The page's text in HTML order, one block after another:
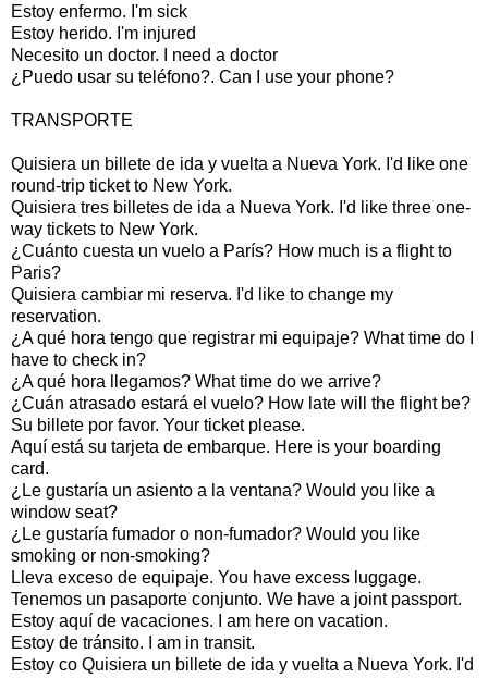
Estoy enfermo. I'm sick
Estoy herido. I'm injured
Necesito un doctor. I need a doctor
¿Puedo usar su teléfono?. Can I use your phone?
TRANSPORTE
Quisiera un billete de ida y vuelta a Nueva York. I'd like one
round-trip ticket to New York.
Quisiera tres billetes de ida a Nueva York. I'd like three one-
way tickets to New York.
¿Cuánto cuesta un vuelo a París? How much is a flight to
Paris?
Quisiera cambiar mi reserva. I'd like to change my
reservation.
¿A qué hora tengo que registrar mi equipaje? What time do I
have to check in?
¿A qué hora llegamos? What time do we arrive?
¿Cuán atrasado estará el vuelo? How late will the flight be?
Su billete por favor. Your ticket please.
Aquí está su tarjeta de embarque. Here is your boarding
card.
¿Le gustaría un asiento a la ventana? Would you like a
window seat?
¿Le gustaría fumador o non-fumador? Would you like
smoking or non-smoking?
Lleva exceso de equipaje. You have excess luggage.
Tenemos un pasaporte conjunto. We have a joint passport.
Estoy aquí de vacaciones. I am here on vacation.
Estoy de tránsito. I am in transit.
Estoy co Quisiera un billete de ida y vuelta a Nueva York. I'd